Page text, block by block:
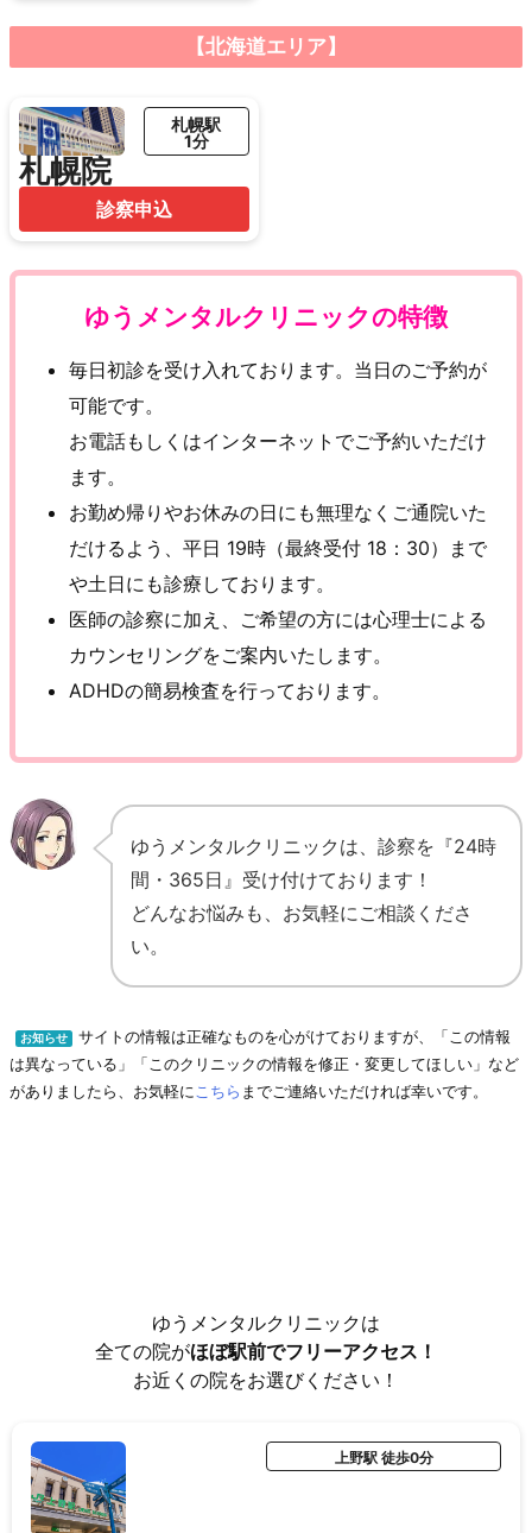
【北海道エリア】
札幌院
札幌駅
1分
診察申込
ゆうメンタルクリニックの特徴
毎日初診を受け入れております。当日のご予約が
可能です。
お電話もしくはインターネットでご予約いただけ
ます。
お勤め帰りやお休みの日にも無理なくご通院いた
だけるよう、平日 19時（最終受付 18：30）まで
や土日にも診療しております。
医師の診察に加え、ご希望の方には心理士による
カウンセリングをご案内いたします。
ADHDの簡易検査を行っております。
ゆうメンタルクリニックは、診察を『24時
間・365日』受け付けております！
どんなお悩みも、お気軽にご相談くださ
い。
お知らせ
サイトの情報は正確なものを心がけておりますが、「この情報
は異なっている」「このクリニックの情報を修正・変更してほしい」など
がありましたら、お気軽にこちら までご連絡いただければ幸いです。
ゆうメンタルクリニックは
全ての院がほぼ駅前でフリーアクセス！
お近くの院をお選びください！
上野駅 徒歩0分